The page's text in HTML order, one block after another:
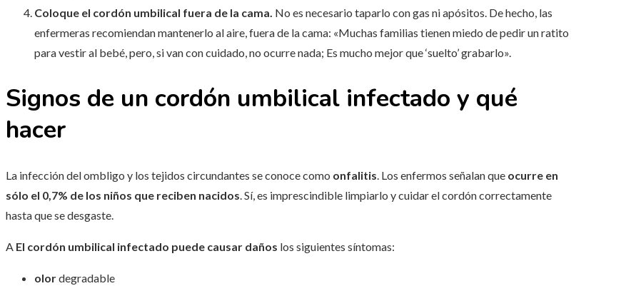
Coloque el cordón umbilical fuera de la cama. No es necesario taparlo con gas ni apósitos. De hecho, las
enfermeras recomiendan mantenerlo al aire, fuera de la cama: «Muchas familias tienen miedo de pedir un ratito
para vestir al bebé, pero, si van con cuidado, no ocurre nada; Es mucho mejor que ‘suelto’ grabarlo».
Signos de un cordón umbilical infectado y qué
hacer
La infección del ombligo y los tejidos circundantes se conoce como onfalitis. Los enfermos señalan que ocurre en
sólo el 0,7% de los niños que reciben nacidos. Sí, es imprescindible limpiarlo y cuidar el cordón correctamente
hasta que se desgaste.
A El cordón umbilical infectado puede causar daños los siguientes síntomas:
olordegradable